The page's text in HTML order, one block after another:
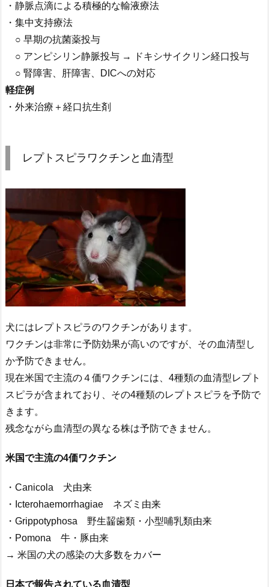
・静脈点滴による積極的な輸液療法
・集中支持療法
○ 早期の抗菌薬投与
○ アンピシリン静脈投与 → ドキシサイクリン経口投与
○ 腎障害、肝障害、DICへの対応
軽症例
・外来治療＋経口抗生剤
レプトスピラワクチンと血清型
犬にはレプトスピラのワクチンがあります。
ワクチンは非常に予防効果が高いのですが、その血清型し
か予防できません。
現在米国で主流の４価ワクチンには、4種類の血清型レプト
スピラが含まれており、その4種類のレプトスピラを予防で
きます。
残念ながら血清型の異なる株は予防できません。
米国で主流の4価ワクチン
・Canicola 犬由来
・Icterohaemorrhagiae ネズミ由来
・Grippotyphosa 野生齧歯類・小型哺乳類由来
・Pomona 牛・豚由来
→ 米国の犬の感染の大多数をカバー
日本で報告されている血清型